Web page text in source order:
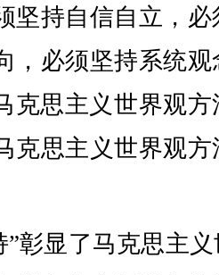
坚持自信自立，
，必须坚持系统
思主义世界观方
克思主义世界观
”彰显了马克思主